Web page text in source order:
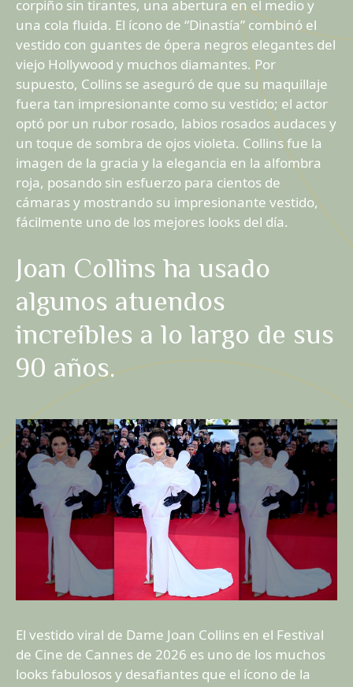
corpiño sin tirantes, una abertura en el medio y
una cola fluida. El ícono de “Dinastía” combinó el
vestido con guantes de ópera negros elegantes del
viejo Hollywood y muchos diamantes. Por
supuesto, Collins se aseguró de que su maquillaje
fuera tan impresionante como su vestido; el actor
optó por un rubor rosado, labios rosados ​​​​audaces y
un toque de sombra de ojos violeta. Collins fue la
imagen de la gracia y la elegancia en la alfombra
roja, posando sin esfuerzo para cientos de
cámaras y mostrando su impresionante vestido,
fácilmente uno de los mejores looks del día.
Joan Collins ha usado
algunos atuendos
increíbles a lo largo de sus
90 años.
El vestido viral de Dame Joan Collins en el Festival
de Cine de Cannes de 2026 es uno de los muchos
looks fabulosos y desafiantes que el ícono de la